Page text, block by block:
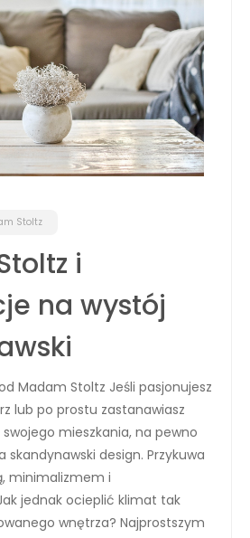
Stoltz
i
na wystój
Madam Stoltz Jeśli pasjonujesz
lub po prostu zastanawiasz
mieszkania, na pewno
skandynawski design. Przykuwa
minimalizmem i
jednak ocieplić klimat tak
wnętrza? Najprostszym